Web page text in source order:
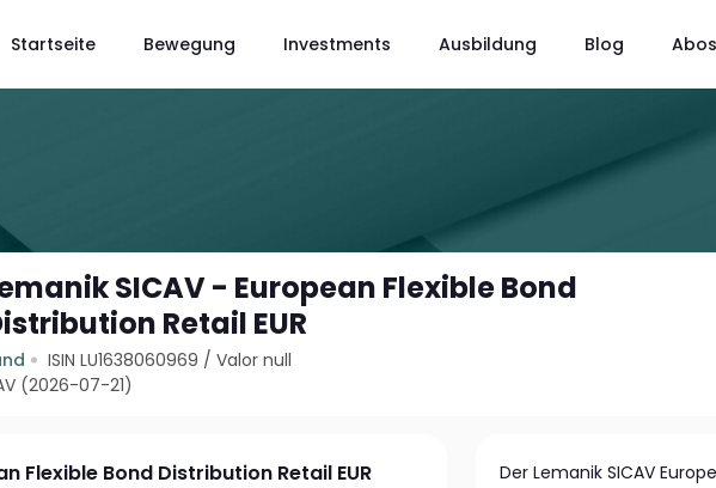
Startseite Bewegung Investments Ausbildung Blog Abos
SICAV - European Flexible Bond
Retail EUR
ISIN LU1638060969 /Valor null
(2026-07-21)
Flexible Bond Distribution Retail EUR
Der Lemanik SICAV